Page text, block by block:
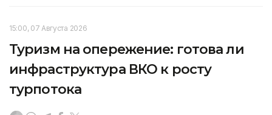
15:00, 07 Августа 2026
Туризм на опережение: готова ли
инфраструктура ВКО к росту
турпотока